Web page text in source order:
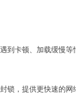
卡顿、加载缓慢等
，提供更快速的网